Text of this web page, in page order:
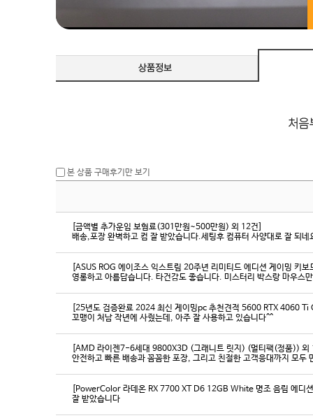
본 상품 구매후기만 보기
[금액별 추가운임 보험료(301만원~500만원) 외 12건]
배송,포장 완벽하고 컴 잘 받았습니다.세팅후 컴퓨터 사양대로 잘 되
[ASUS ROG 에이조스 익스트림 20주년 리미티드 에디션 게이밍 키
영롱하고 아름답습니다. 타건감도 좋습니다. 미스터리 박스랑 마우스
[25년도 검증완료 2024 최신 게이밍pc 추천견적 5600 RTX 4060
꼬맹이 처남 작년에 사줬는데, 아주 잘 사용하고 있습니다^^
[AMD 라이젠7-6세대 9800X3D (그래니트 릿지) (멀티팩(정품)) 외
[PowerColor 라데온 RX 7700 XT D6 12GB White 명조 음림 에디
잘 받았습니다